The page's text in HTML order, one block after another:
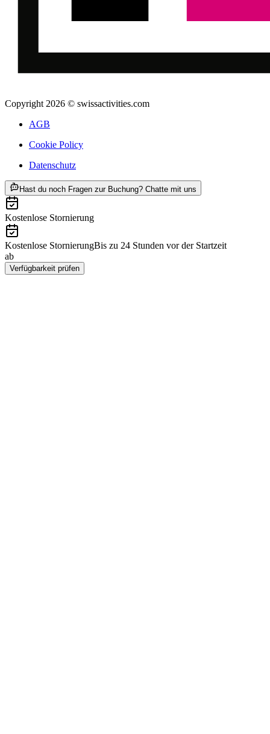
Copyright 2026 © swissactivities.com
AGB
Cookie Policy
Datenschutz
Hast du noch Fragen zur Buchung? Chatte mit uns
Kostenlose Stornierung
Kostenlose StornierungBis zu 24 Stunden vor der Startzeit
ab
Verfügbarkeit prüfen